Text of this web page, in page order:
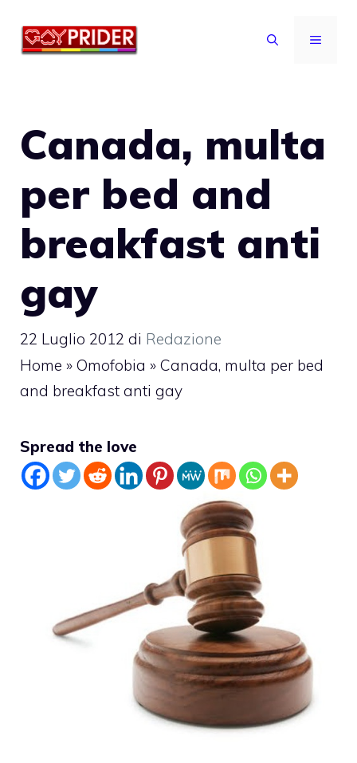
MENU
Canada, multa
per bed and
breakfast anti
gay
22 Luglio 2012 di Redazione
Home » Omofobia » Canada, multa per bed
and breakfast anti gay
Spread the love